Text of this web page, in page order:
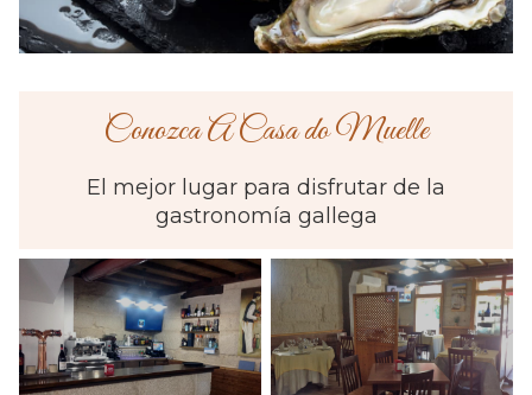
Conozca A Casa do Muelle
El mejor lugar para disfrutar de la
gastronomía gallega